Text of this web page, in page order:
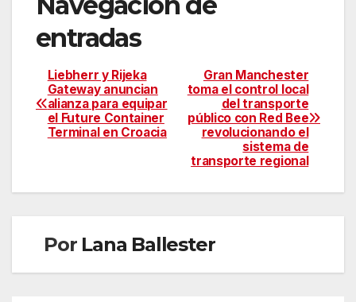
entradas
Gran Manchester
toma el control local
del transporte
público con Red Bee
revolucionando el
sistema de
transporte regional
Liebherr y Rijeka
Gateway anuncian
alianza para equipar
el Future Container
Terminal en Croacia
Por Lana Ballester